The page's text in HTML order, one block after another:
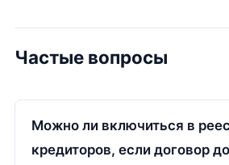
Частые вопросы
Можно ли включиться в
кредиторов, если договор